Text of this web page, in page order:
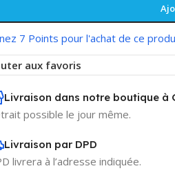
7 Points pour l'achat de ce
aux favoris
Livraison dans notre boutique à
possible le jour même.
Livraison par DPD
livrera à l’adresse indiquée.